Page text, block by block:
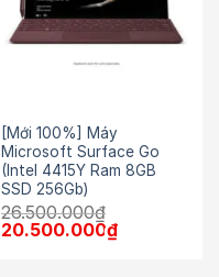
[Mới 100%] Máy
Microsoft Surface Go
(Intel 4415Y Ram 8GB
SSD 256Gb)
26.500.000₫
Giá
20.500.000₫Giá